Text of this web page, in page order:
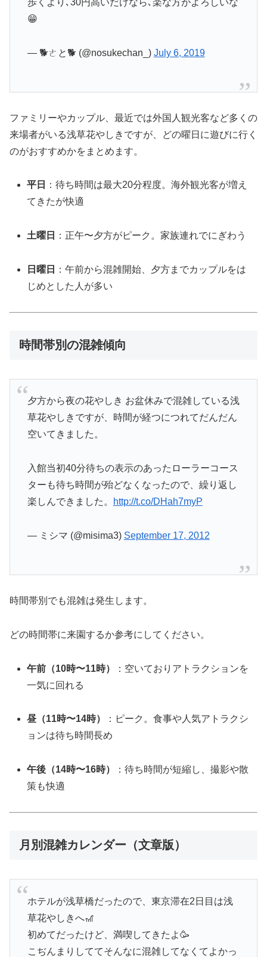
😁
— 🐕ㄜと🐕 (@nosukechan_) July 6, 2019
ファミリーやカップル、最近では外国人観光客など多くの
来場者がいる浅草花やしきですが、どの曜日に遊びに行く
のがおすすめかをまとめます。
平日
：待ち時間は最大20分程度。海外観光客が増え
てきたが快適
土曜日 ：正午〜夕方がピーク。家族連れでにぎわう
日曜日
：午前から混雑開始、夕方までカップルをは
じめとした人が多い
時間帯別の混雑傾向
夕方から夜の花やしき お盆休みで混雑している浅
草花やしきですが、時間が経つにつれてだんだん
空いてきました。
入館当初40分待ちの表示のあったローラーコース
ターも待ち時間が殆どなくなったので、繰り返し
楽しんできました。
http://t.co/DHah7myP
— ミシマ (@misima3) September 17, 2012
時間帯別でも混雑は発生します。
どの時間帯に来園するか参考にしてください。
午前（10時〜11時）
：空いておりアトラクションを
一気に回れる
昼（11時〜14時）
：ピーク。食事や人気アトラクシ
ョンは待ち時間長め
午後（14時〜16時）
：待ち時間が短縮し、撮影や散
策も快適
月別混雑カレンダー（文章版）
ホテルが浅草橋だったので、東京滞在2日目は浅
草花やしきへ🎢
初めてだったけど、満喫してきたよ🥳
こぢんまりしててそんなに混雑してなくてよかっ